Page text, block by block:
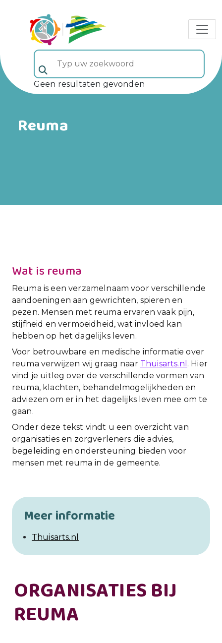
Typ uw zoekwoord (veld 5)
Geen resultaten gevonden
Reuma
Wat is reuma
Reuma is een verzamelnaam voor verschillende
aandoeningen aan gewrichten, spieren en
pezen. Mensen met reuma ervaren vaak pijn,
stijfheid en vermoeidheid, wat invloed kan
hebben op het dagelijks leven.
Voor betrouwbare en medische informatie over
reuma verwijzen wij graag naar Thuisarts.nl . Hier
vind je uitleg over de verschillende vormen van
reuma, klachten, behandelmogelijkheden en
adviezen om er in het dagelijks leven mee om te
gaan.
Onder deze tekst vindt u een overzicht van
organisaties en zorgverleners die advies,
begeleiding en ondersteuning bieden voor
mensen met reuma in de gemeente.
Meer informatie
Thuisarts.nl
ORGANISATIES BIJ
REUMA